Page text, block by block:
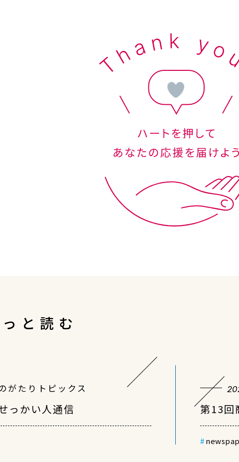
と読む
がたりトピックス
っかい人通信 第13回